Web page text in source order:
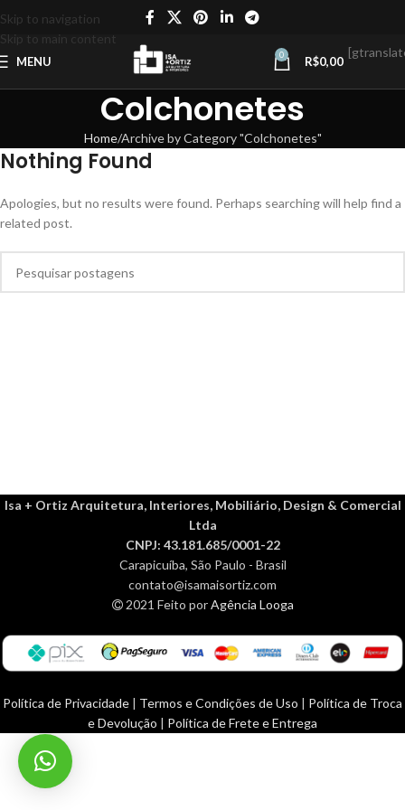
Skip to navigation
Skip to main content
MENU 0 R$0,00
Colchonetes
Home Archive by Category "Colchonetes"
Nothing Found
Apologies, but no results were found. Perhaps searching will help find a
related post.
Isa + Ortiz Arquitetura, Interiores, Mobiliário, Design & Comercial
Ltda
CNPJ: 43.181.685/0001-22
Carapicuíba, São Paulo - Brasil
contato@isamaisortiz.com
2021 Feito porAgência Looga
Política de Privacidade | Termos e Condições de Uso | Política de Troca
e Devolução | Política de Frete e Entrega